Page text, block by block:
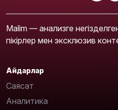
Malim — анализге
пікірлер мен эксклюзив
Айдарлар
Саясат
Аналитика